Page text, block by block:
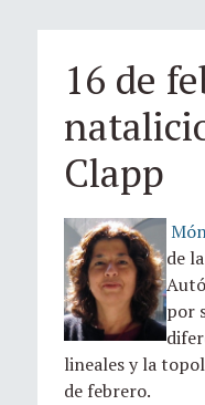
16 de
Clapp
de
por
lineales y la
de febrero.